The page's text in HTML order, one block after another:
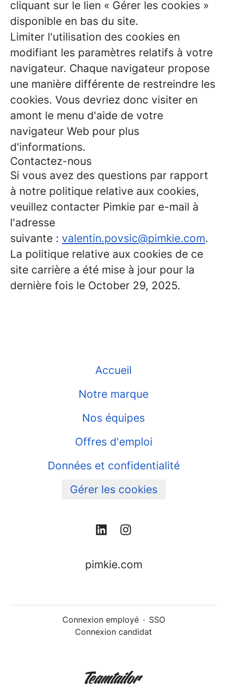
cliquant sur le lien « Gérer les cookies »
disponible en bas du site.
Limiter l'utilisation des cookies en
modifiant les paramètres relatifs à votre
navigateur. Chaque navigateur propose
une manière différente de restreindre les
cookies. Vous devriez donc visiter en
amont le menu d'aide de votre
navigateur Web pour plus
d'informations.
Contactez-nous
Si vous avez des questions par rapport
à notre politique relative aux cookies,
veuillez contacter Pimkie par e-mail à
l'adresse
suivante : valentin.povsic@pimkie.com.
La politique relative aux cookies de ce
site carrière a été mise à jour pour la
dernière fois le October 29, 2025.
Accueil
Notre marque
Nos équipes
Offres d'emploi
Données et confidentialité
Gérer les cookies
pimkie.com
Connexion employé · SSO
Connexion candidat